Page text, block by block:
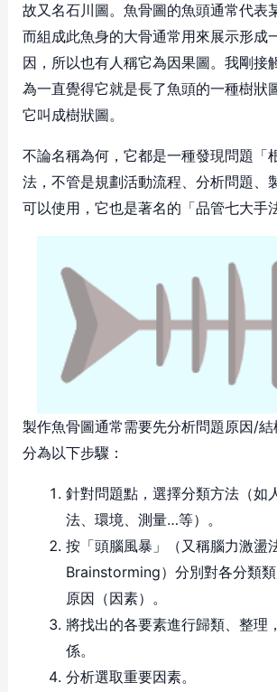
故又名石川圖。魚骨圖的魚頭通常代表
而組成此魚身的大骨通常用來展示形成
因，所以也有人稱它為因果圖。我剛接
為一直覺得它就是長了魚頭的一種樹狀
它叫成樹狀圖。
不論名稱為何，它都是一種發現問題「
法，不管是規劃活動流程、分析問題、
可以使用，它也是著名的「品管七大手
製作魚骨圖通常需要先分析問題原因/結
分為以下步驟：
針對問題點，選擇分類方法（如
法、環境、測量…等）。
按「頭腦風暴」（又稱腦力激盪
Brainstorming）分別對各分類
原因（因素）。
將找出的各要素進行歸類、整理
係。
分析選取重要因素。